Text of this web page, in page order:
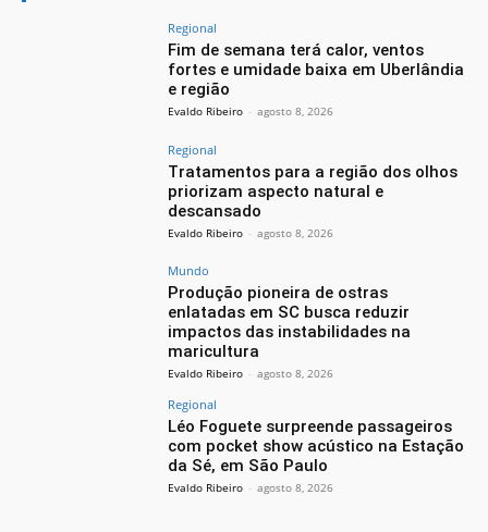
Regional
Fim de semana terá calor, ventos
fortes e umidade baixa em Uberlândia
e região
Evaldo Ribeiro - agosto 8, 2026
Regional
Tratamentos para a região dos olhos
priorizam aspecto natural e
descansado
Evaldo Ribeiro - agosto 8, 2026
Mundo
Produção pioneira de ostras
enlatadas em SC busca reduzir
impactos das instabilidades na
maricultura
Evaldo Ribeiro - agosto 8, 2026
Regional
Léo Foguete surpreende passageiros
com pocket show acústico na Estação
da Sé, em São Paulo
Evaldo Ribeiro - agosto 8, 2026